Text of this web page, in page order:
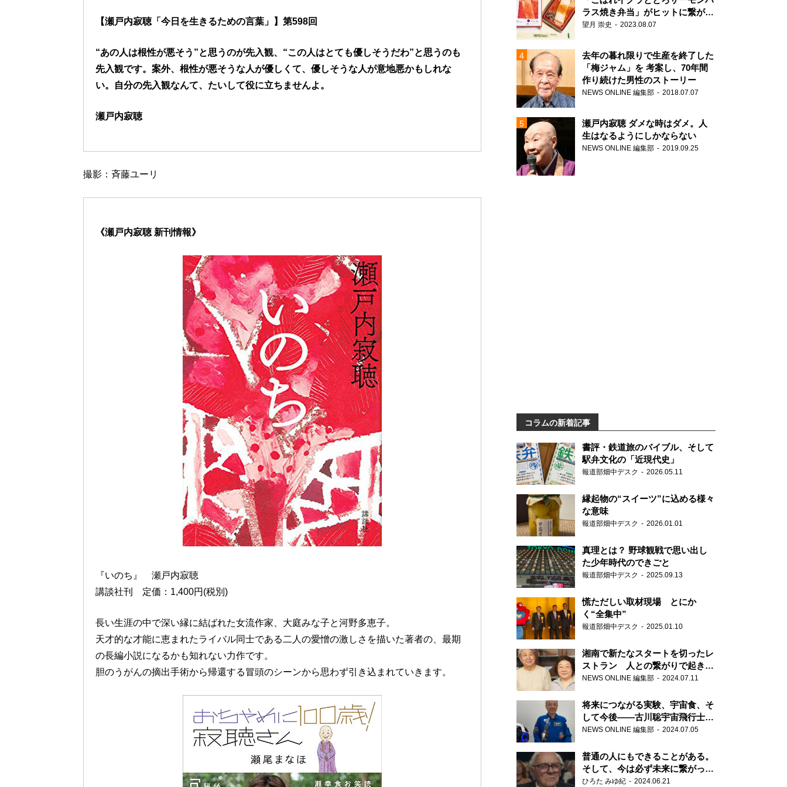
【瀬戸内寂聴「今日を生きるための言葉」】第598回
“あの人は根性が悪そう”と思うのが先入観、“この人はとても優しそうだわ”と思うのも
先入観です。案外、根性が悪そうな人が優しくて、優しそうな人が意地悪かもしれな
い。自分の先入観なんて、たいして役に立ちませんよ。
瀬戸内寂聴
撮影：斉藤ユーリ
《瀬戸内寂聴 新刊情報》
『いのち』 瀬戸内寂聴
講談社刊 定価：1,400円(税別)
長い生涯の中で深い縁に結ばれた女流作家、大庭みな子と河野多恵子。
天才的な才能に恵まれたライバル同士である二人の愛憎の激しさを描いた著者の、最期
の長編小説になるかも知れない力作です。
胆のうがんの摘出手術から帰還する冒頭のシーンから思わず引き込まれていきます。
ラス焼き弁当」がヒットに繋がっ
た理由
望月 崇史 2023.08.07
去年の暮れ限りで生産を終了した
「梅ジャム」を 考案し、70年間
作り続けた男性のストーリー
NEWS ONLINE 編集部 2018.07.07
瀬戸内寂聴 ダメな時はダメ。人
生はなるようにしかならない
NEWS ONLINE 編集部 2019.09.25
コラムの新着記事
書評・鉄道旅のバイブル、そして
駅弁文化の「近現代史」
報道部畑中デスク 2026.05.11
縁起物の“スイーツ”に込める様々
な意味
報道部畑中デスク 2026.01.01
真理とは？ 野球観戦で思い出し
た少年時代のできごと
報道部畑中デスク 2025.09.13
慌ただしい取材現場 とにか
く“全集中”
報道部畑中デスク 2025.01.10
湘南で新たなスタートを切ったレ
ストラン 人との繋がりで起きた
奇跡
NEWS ONLINE 編集部 2024.07.11
将来につながる実験、宇宙食、そ
して今後――古川聡宇宙飛行士単
独インタビュー
NEWS ONLINE 編集部 2024.07.05
普通の人にもできることがある。
そして、今は必ず未来に繋がって
いく……『ONE LIFE 奇跡が繋い
ひろた みゆ紀 2024.06.21